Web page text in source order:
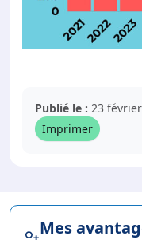
Publié le : 23
Imprimer
Mes